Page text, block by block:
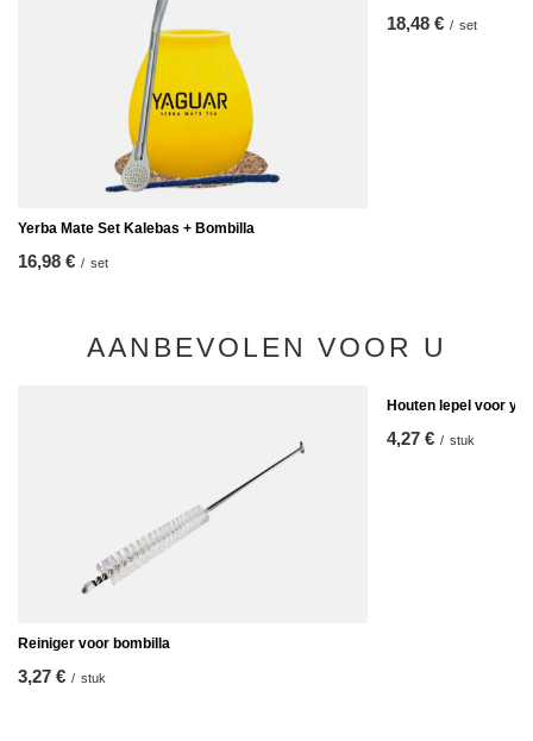
Yerba Mate Set Kalebas + Bombilla
16,98 € / set
18,48 € / set
AANBEVOLEN VOOR U
Reiniger voor bombilla
3,27 € / stuk
Houten lepel voor
4,27 € / stuk